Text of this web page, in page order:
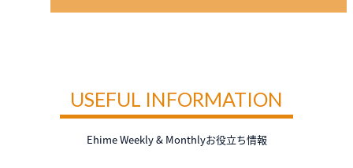
USEFUL INFORMATION
Ehime Weekly & Monthlyお役立ち情報